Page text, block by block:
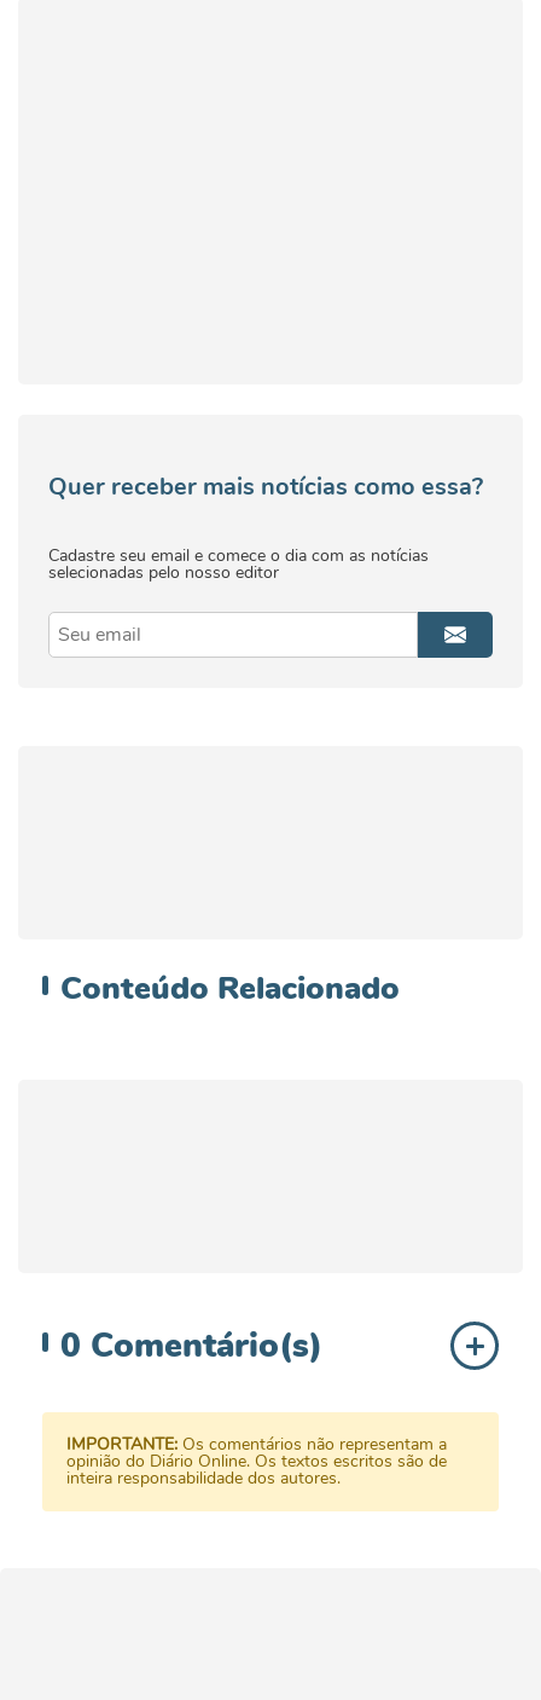
Quer receber mais notícias como essa?
Cadastre seu email e comece o dia com as notícias
selecionadas pelo nosso editor
Conteúdo Relacionado
0 Comentário(s)
IMPORTANTE: Os comentários não representam a
opinião do Diário Online. Os textos escritos são de
inteira responsabilidade dos autores.